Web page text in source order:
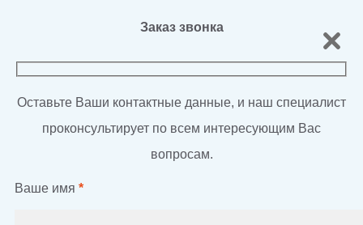
Заказ звонка
Оставьте Ваши контактные данные, и наш специалист
проконсультирует по всем интересующим Вас
вопросам.
Ваше имя *